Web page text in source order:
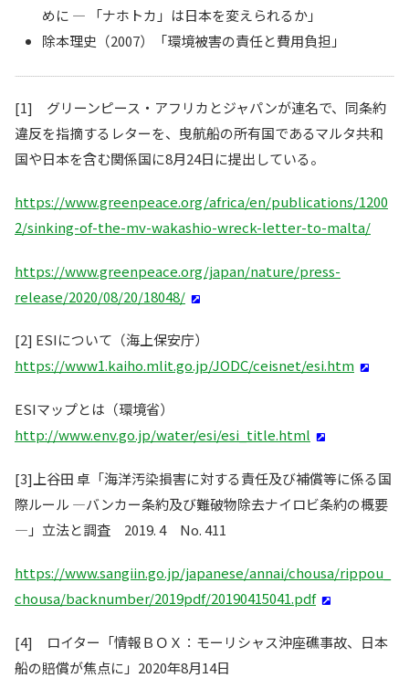
めに — 「ナホトカ」は日本を変えられるか」
除本理史（2007）「環境被害の責任と費用負担」
[1] グリーンピース・アフリカとジャパンが連名で、同条約
違反を指摘するレターを、曳航船の所有国であるマルタ共和
国や日本を含む関係国に8月24日に提出している。
https://www.greenpeace.org/africa/en/publications/1200
2/sinking-of-the-mv-wakashio-wreck-letter-to-malta/
https://www.greenpeace.org/japan/nature/press-
release/2020/08/20/18048/
[2] ESIについて（海上保安庁）
https://www1.kaiho.mlit.go.jp/JODC/ceisnet/esi.htm
ESIマップとは（環境省）
http://www.env.go.jp/water/esi/esi_title.html
[3]上谷田 卓「海洋汚染損害に対する責任及び補償等に係る国
際ルール ―バンカー条約及び難破物除去ナイロビ条約の概要
―」立法と調査 2019. 4 No. 411
https://www.sangiin.go.jp/japanese/annai/chousa/rippou_
chousa/backnumber/2019pdf/20190415041.pdf
[4] ロイター「情報ＢＯＸ：モーリシャス沖座礁事故、日本
船の賠償が焦点に」2020年8月14日